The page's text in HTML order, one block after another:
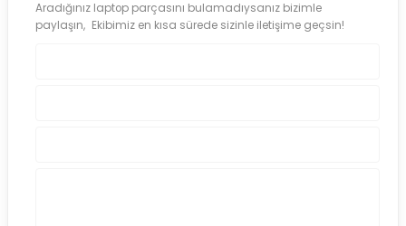
Aradığınız laptop parçasını bulamadıysanız bizimle
paylaşın, Ekibimiz en kısa sürede sizinle iletişime geçsin!